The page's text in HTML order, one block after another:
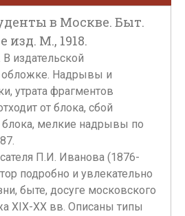
в Москве. Быт.
М., 1918.
В издательской
обложке. Надрывы и
утрата фрагментов
от блока, сбой
блока, мелкие надрывы по
П.И. Иванова (1876-
подробно и увлекательно
быте, досуге московского
XIX-XX вв. Описаны типы